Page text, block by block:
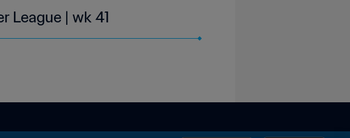
League | wk 41